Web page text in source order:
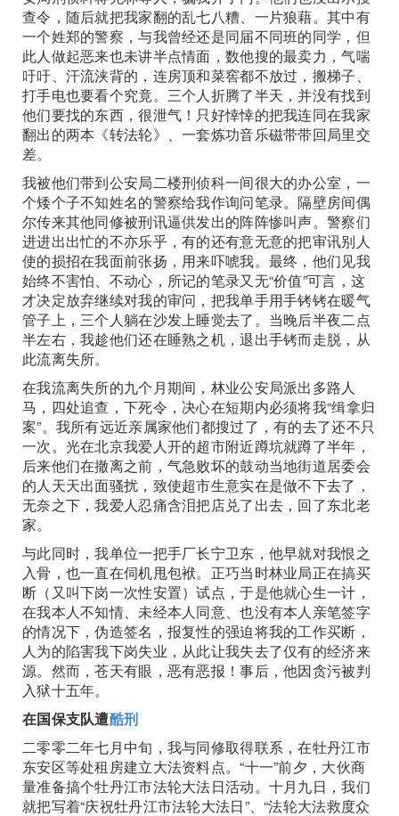
查令，随后就把我家翻的乱七八糟、一片狼藉。其中有
一个姓郑的警察，与我曾经还是同届不同班的同学，但
此人做起恶来也未讲半点情面，数他搜的最卖力，气喘
吁吁、汗流浃背的，连房顶和菜窖都不放过，搬梯子、
打手电也要看个究竟。三个人折腾了半天，并没有找到
他们要找的东西，很泄气！只好悻悻的把我连同在我家
翻出的两本《转法轮》、一套炼功音乐磁带带回局里交
差。
我被他们带到公安局二楼刑侦科一间很大的办公室，一
个矮个子不知姓名的警察给我作询问笔录。隔壁房间偶
尔传来其他同修被刑讯逼供发出的阵阵惨叫声。警察们
进进出出忙的不亦乐乎，有的还有意无意的把审讯别人
使的损招在我面前张扬，用来吓唬我。最终，他们见我
始终不害怕、不动心，所记的笔录又无“价值”可言，这
才决定放弃继续对我的审问，把我单手用手铐铐在暖气
管子上，三个人躺在沙发上睡觉去了。当晚后半夜二点
半左右，我趁他们还在睡熟之机，退出手铐而走脱，从
此流离失所。
在我流离失所的九个月期间，林业公安局派出多路人
马，四处追查，下死令，决心在短期内必须将我“缉拿归
案”。我所有远近亲属家他们都搜过了，有的去了还不只
一次。光在北京我爱人开的超市附近蹲坑就蹲了半年，
后来他们在撤离之前，气急败坏的鼓动当地街道居委会
的人天天出面骚扰，致使超市生意实在是做不下去了，
无奈之下，我爱人忍痛含泪把店兑了出去，回了东北老
家。
与此同时，我单位一把手厂长宁卫东，他早就对我恨之
入骨，也一直在伺机甩包袱。正巧当时林业局正在搞买
断（又叫下岗一次性安置）试点，于是他就心生一计，
在我本人不知情、未经本人同意、也没有本人亲笔签字
的情况下，伪造签名，报复性的强迫将我的工作买断，
人为的陷害我下岗失业，从此让我失去了仅有的经济来
源。然而，苍天有眼，恶有恶报！事后，他因贪污被判
入狱十五年。
在国保支队遭酷刑
二零零二年七月中旬，我与同修取得联系，在牡丹江市
东安区等处租房建立大法资料点。“十一”前夕，大伙商
量准备搞个牡丹江市法轮大法日活动。十月九日，我们
就把写着“庆祝牡丹江市法轮大法日”、“法轮大法救度众